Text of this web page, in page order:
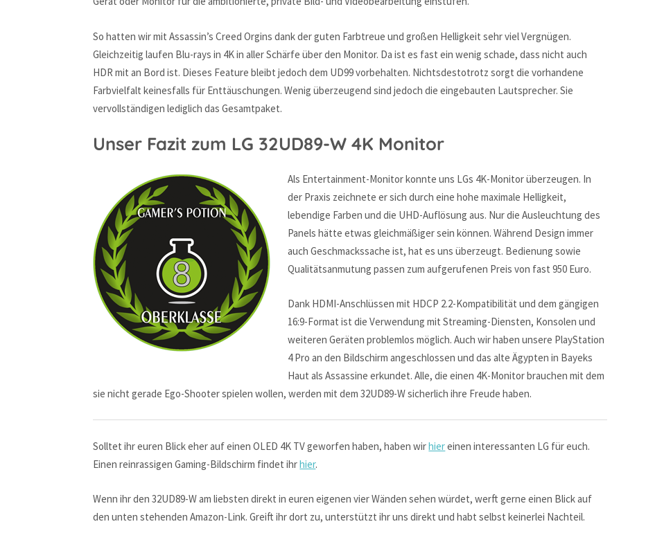
So hatten wir mit Assassin’s Creed Orgins dank der guten Farbtreue und großen Helligkeit sehr viel Vergnügen.
Gleichzeitig laufen Blu-rays in 4K in aller Schärfe über den Monitor. Da ist es fast ein wenig schade, dass nicht auch
HDR mit an Bord ist. Dieses Feature bleibt jedoch dem UD99 vorbehalten. Nichtsdestotrotz sorgt die vorhandene
Farbvielfalt keinesfalls für Enttäuschungen. Wenig überzeugend sind jedoch die eingebauten Lautsprecher. Sie
vervollständigen lediglich das Gesamtpaket.
Unser Fazit zum LG 32UD89-W 4K Monitor
Als Entertainment-Monitor konnte uns LGs 4K-Monitor überzeugen. In
der Praxis zeichnete er sich durch eine hohe maximale Helligkeit,
lebendige Farben und die UHD-Auflösung aus. Nur die Ausleuchtung des
Panels hätte etwas gleichmäßiger sein können. Während Design immer
auch Geschmackssache ist, hat es uns überzeugt. Bedienung sowie
Qualitätsanmutung passen zum aufgerufenen Preis von fast 950 Euro.
Dank HDMI-Anschlüssen mit HDCP 2.2-Kompatibilität und dem gängigen
16:9-Format ist die Verwendung mit Streaming-Diensten, Konsolen und
weiteren Geräten problemlos möglich. Auch wir haben unsere PlayStation
4 Pro an den Bildschirm angeschlossen und das alte Ägypten in Bayeks
Haut als Assassine erkundet. Alle, die einen 4K-Monitor brauchen mit dem
sie nicht gerade Ego-Shooter spielen wollen, werden mit dem 32UD89-W sicherlich ihre Freude haben.
Solltet ihr euren Blick eher auf einen OLED 4K TV geworfen haben, haben wirhiereinen interessanten LG für euch.
Einen reinrassigen Gaming-Bildschirm findet ihrhier.
Wenn ihr den 32UD89-W am liebsten direkt in euren eigenen vier Wänden sehen würdet, werft gerne einen Blick auf
den unten stehenden Amazon-Link. Greift ihr dort zu, unterstützt ihr uns direkt und habt selbst keinerlei Nachteil.